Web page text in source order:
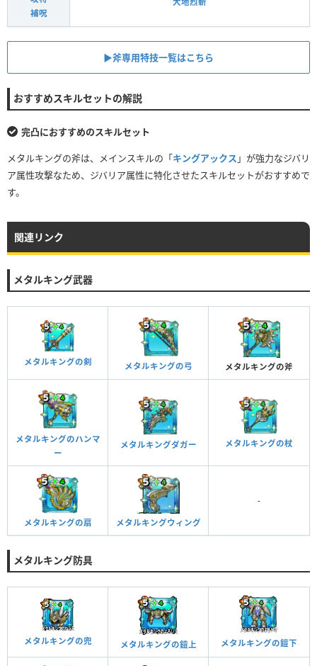
補呪
▶︎斧専用特技一覧はこちら
おすすめスキルセットの解説
完凸におすすめのスキルセット
メタルキングの斧は、メインスキルの「キングアックス 」が強力なジバリ
ア属性攻撃なため、ジバリア属性に特化させたスキルセットがおすすめで
す。
関連リンク
メタルキング武器
メタルキングの剣 メタルキングの弓 メタルキングの斧
メタルキングのハンマ
ー
メタルキングダガー メタルキングの杖
メタルキングの扇 メタルキングウィング
-
メタルキング防具
メタルキングの兜 メタルキングの鎧上 メタルキングの鎧下